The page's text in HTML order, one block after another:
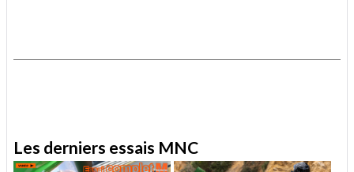
Les derniers essais MNC